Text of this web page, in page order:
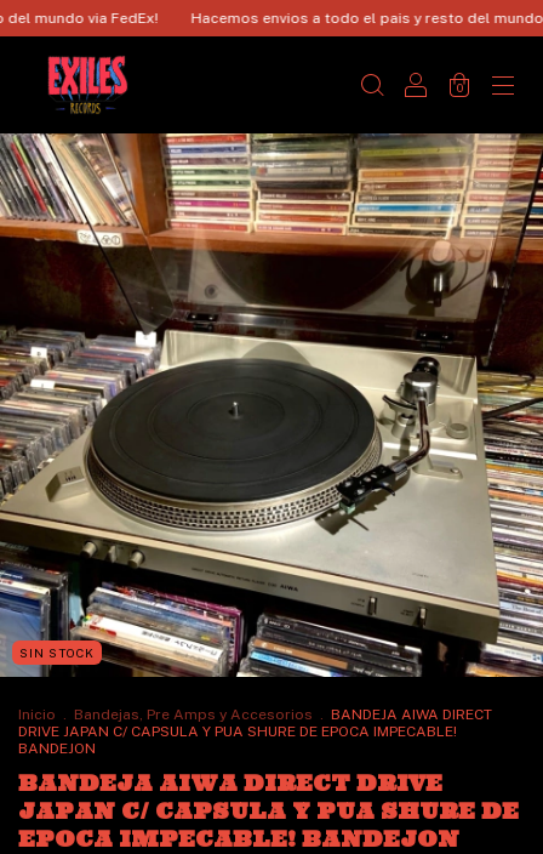
mundo via FedEx! Hacemos envios a todo el pais y resto del mundo
0
SIN STOCK
Inicio . Bandejas, Pre Amps y Accesorios . BANDEJA AIWA DIRECT
DRIVE JAPAN C/ CAPSULA Y PUA SHURE DE EPOCA IMPECABLE!
BANDEJON
BANDEJA AIWA DIRECT DRIVE
JAPAN C/ CAPSULA Y PUA SHURE DE
EPOCA IMPECABLE! BANDEJON